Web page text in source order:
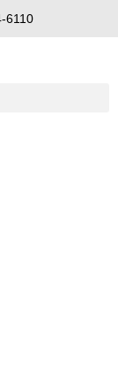
6110